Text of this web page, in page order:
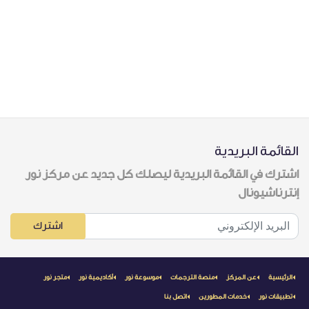
القائمة البريدية
اشترك في القائمة البريدية ليصلك كل جديد عن مركز نور
إنترناشيونال
اشترك
الرئيسية عن المركز منصة الترجمات موسوعة نور أكاديمية نور متجر نور
تطبيقات نور خدمات المطورين اتصل بنا